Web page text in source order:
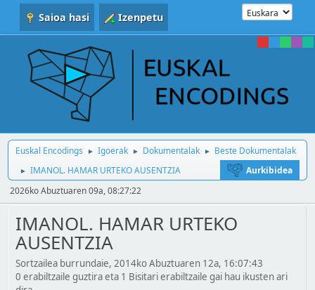
Saioa hasi Izenpetu
Euskal Encodings ► Igoerak ► Dokumentalak ► Beste Dokumentalak
► IMANOL. HAMAR URTEKO AUSENTZIA
Aurkibidea
2026ko Abuztuaren 09a, 08:27:22
IMANOL. HAMAR URTEKO
AUSENTZIA
Sortzailea burrundaie, 2014ko Abuztuaren 12a, 16:07:43
0 erabiltzaile guztira eta 1 Bisitari erabiltzaile gai hau ikusten ari